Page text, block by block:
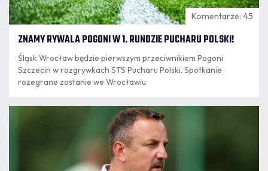
Komentarze: 45
ZNAMY RYWALA POGONI W 1. RUNDZIE PUCHARU POLSKI!
Śląsk Wrocław będzie pierwszym przeciwnikiem Pogoni
Szczecin w rozgrywkach STS Pucharu Polski. Spotkanie
rozegrane zostanie we Wrocławiu.